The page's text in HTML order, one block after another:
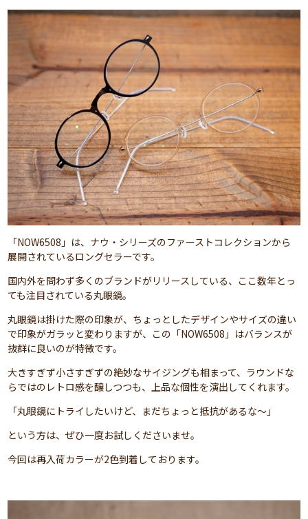
「NOW6508」は、ナウ・シリーズのファーストコレクションから
展開されているロングセラーです。
国内外を問わず多くのブランドがリリースしている、ここ数年とっ
ても注目されている丸眼鏡。
丸眼鏡は掛けた際の印象が、ちょっとしたデザインやサイズの違い
で印象がガラッと変わりますが、この「NOW6508」はバランスが
抜群に良いのが特徴です。
大きすぎず小さすぎずの絶妙なサイジングも相まって、ラウンドな
らではのレトロ感を醸しつつも、上品な個性を演出してくれます。
「丸眼鏡にトライしたいけど、まだちょっと抵抗があるな～」
という方は、ぜひ一度お試しくださいませ。
今回は再入荷カラーが2色到着しております。